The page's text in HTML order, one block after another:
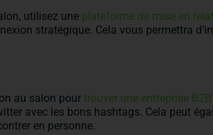
utilisez une plateforme de mise en
stratégique. Cela vous permettra
au salon pour trouver une entreprise B2B
avec les bons hashtags. Cela peut
en personne.